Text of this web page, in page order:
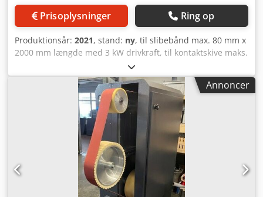
Prisoplysninger Ring op
Produktionsår: 2021, stand: ny, til slibebånd max. 80 mm x
2000 mm længde med 3 kW drivkraft, til kontaktskive maks.
diameter 80 mm x 80 mm Crodpfx Adjgxuhme Isf
Annoncer